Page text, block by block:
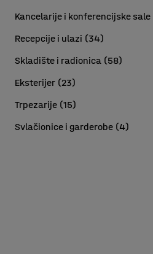
Kancelarije i konferencijske sale
Recepcije i ulazi (34)
Skladište i radionica (58)
Eksterijer (23)
Trpezarije (15)
Svlačionice i garderobe (4)